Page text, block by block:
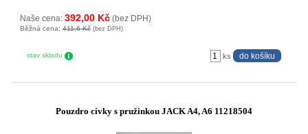
Naše cena: 392,00 Kč (bez DPH)
Běžná cena: 411,6 Kč (bez DPH)
stav skladu ks
Pouzdro cívky s pružinkou JACK A4, A6 11218504